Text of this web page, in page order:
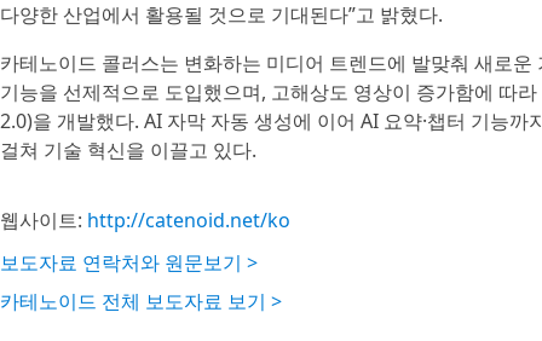
다양한 산업에서 활용될 것으로 기대된다”고 밝혔다.
카테노이드 콜러스는 변화하는 미디어 트렌드에 발맞춰 새로
기능을 선제적으로 도입했으며, 고해상도 영상이 증가함에 따
2.0)을 개발했다. AI 자막 자동 생성에 이어 AI 요약·챕터 기능
걸쳐 기술 혁신을 이끌고 있다.
웹사이트: http://catenoid.net/ko
보도자료 연락처와 원문보기 >
카테노이드 전체 보도자료 보기 >